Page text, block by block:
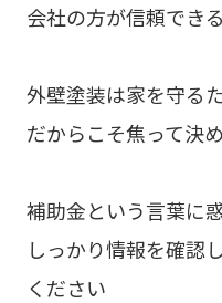
会社の方が信頼でき
外壁塗装は家を守る
だからこそ焦って決
補助金という言葉に
しっかり情報を確認
ください